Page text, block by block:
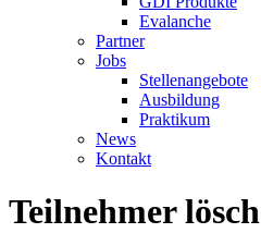
Evalanche
Partner
Jobs
Stellenangebote
Ausbildung
Praktikum
News
Kontakt
Teilnehmer